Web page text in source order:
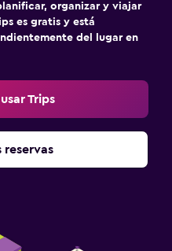
organizar y viajar
es gratis y está
del lugar en
Trips
reservas